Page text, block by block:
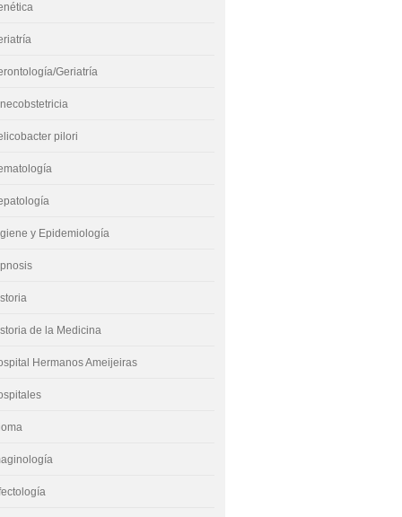
Geriatría
pilori
y Epidemiología
de la Medicina
Hermanos Ameijeiras